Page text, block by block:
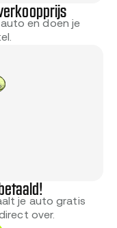
en doen je
je auto gratis
over.